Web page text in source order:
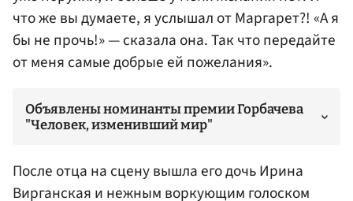
что же вы думаете, я услышал от Маргарет?! «А я
бы не прочь!» — сказала она. Так что передайте
от меня самые добрые ей пожелания».
Объявлены номинанты премии Горбачева
"Человек, изменивший мир"
После отца на сцену вышла его дочьИрина
Вирганская и нежным воркующим голоском